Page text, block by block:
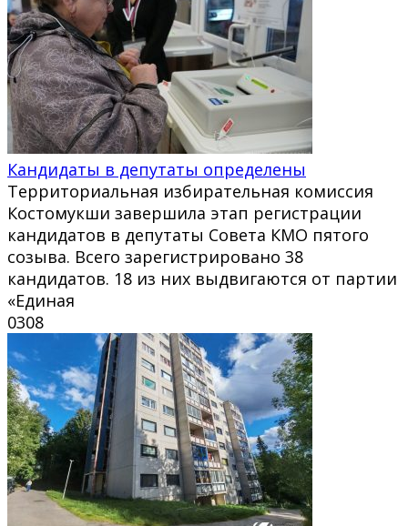
Кандидаты в депутаты определены
Территориальная избирательная комиссия
Костомукши завершила этап регистрации
кандидатов в депутаты Совета КМО пятого
созыва. Всего зарегистрировано 38
кандидатов. 18 из них выдвигаются от партии
«Единая
0308